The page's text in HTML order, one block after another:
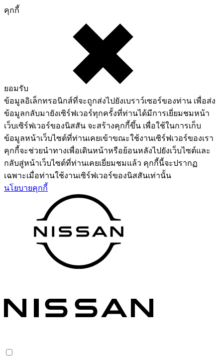
คุกกี้
ยอมรับ
ข้อมูลอิเล็กทรอนิกส์ที่จะถูกส่งไปยังเบราว์เซอร์ของท่าน เพื่อส่ง
ข้อมูลกลับมายังเซิร์ฟเวอร์ทุกครั้งที่ท่านได้มีการเยี่ยมชมหน้า
เว็บเซิร์ฟเวอร์ของนิสสัน จะสร้างคุกกี้ขึ้น เพื่อใช้ในการเก็บ
ข้อมูลหน้าเว็บไซต์ที่ท่านเคยเข้าขณะใช้งานเซิร์ฟเวอร์ของเรา
คุกกี้จะช่วยนำทางเพื่อเดินหน้าหรือย้อนหลังไปยังเว็บไซต์และ
กลับสู่หน้าเว็บไซต์ที่ท่านเคยเยี่ยมชมแล้ว คุกกี้นี้จะปรากฏ
เฉพาะเมื่อท่านใช้งานเซิร์ฟเวอร์ของนิสสันเท่านั้น
นโยบายคุกกี้